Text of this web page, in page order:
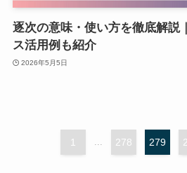
逐次の意味・使い方を徹底解説
ス活用例も紹介
2026年5月5日
1 ... 278 279